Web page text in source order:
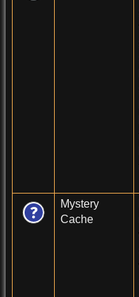
Mystery
Cache